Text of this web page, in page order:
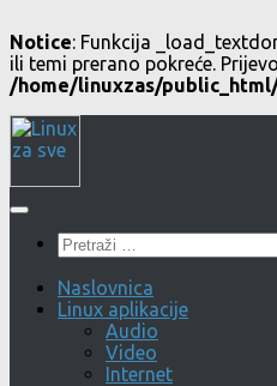
Notice: Funkcija
ili temi prerano pokreće.
/home/linuxzas/
Skip
to
Pretraži:
Naslovnica
Linux aplikacije
Audio
Video
Internet